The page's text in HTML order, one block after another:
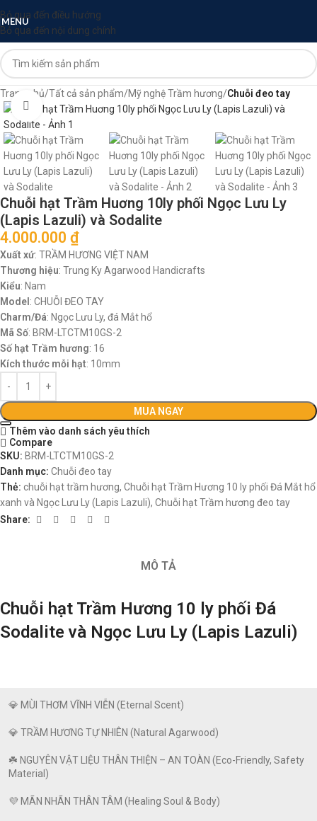
Bỏ qua đến điều hướng
Bỏ qua đến nội dung chính
MENU
Trang chủ Tất cả sản phẩm Mỹ nghệ Trầm hương Chuỗi đeo tay
Nhấp để phóng to
Chuỗi hạt Trầm Huơng 10ly phối Ngọc Lưu Ly
(Lapis Lazuli) và Sodalite
4.000.000 ₫
Xuất xứ: TRẦM HƯƠNG VIỆT NAM
Thương hiệu: Trung Ky Agarwood Handicrafts
Kiểu: Nam
Model : CHUỖI ĐEO TAY
Charm/Đá: Ngọc Lưu Ly, đá Mắt hổ
Mã Số: BRM-LTCTM10GS-2
Số hạt Trầm hương: 16
Kích thước mỗi hạt: 10mm
MUA NGAY
Thêm vào danh sách yêu thích
Compare
SKU: BRM-LTCTM10GS-2
Danh mục: Chuỗi đeo tay
Thẻ: chuỗi hạt trầm hương, Chuỗi hạt Trầm Hương 10 ly phối Đá Mắt hổ
xanh và Ngọc Lưu Ly (Lapis Lazuli), Chuỗi hạt Trầm hương đeo tay
Share:
MÔ TẢ
Chuỗi hạt Trầm Hương 10 ly phối Đá
Sodalite và Ngọc Lưu Ly (Lapis Lazuli)
💎 MÙI THƠM VĨNH VIỄN (Eternal Scent)
💎 TRẦM HƯƠNG TỰ NHIÊN (Natural Agarwood)
☘️ NGUYÊN VẬT LIỆU THÂN THIỆN – AN TOÀN (Eco-Friendly, Safety
Material)
💜 MÃN NHÃN THÂN TÂM (Healing Soul & Body)